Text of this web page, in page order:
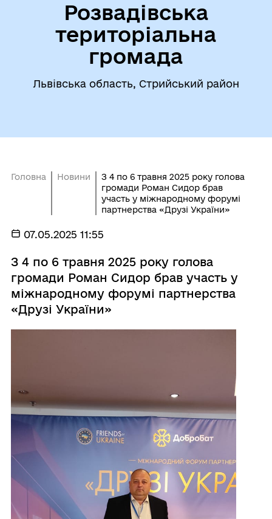
Розвадівська
територіальна
громада
Львівська область, Стрийський район
Головна Новини
З 4 по 6 травня 2025 року голова
громади Роман Сидор брав
участь у міжнародному форумі
партнерства «Друзі України»
07.05.2025 11:55
З 4 по 6 травня 2025 року голова
громади Роман Сидор брав участь у
міжнародному форумі партнерства
«Друзі України»